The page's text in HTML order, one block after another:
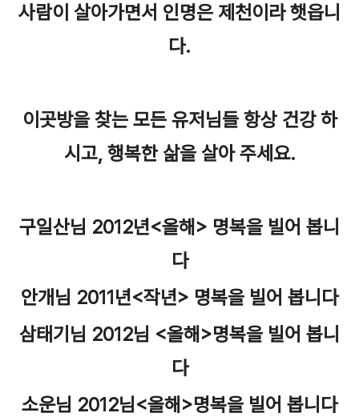
사람이 살아가면서 인명은 제천이라 햇읍니
다.
이곳방을 찾는 모든 유저님들 항상 건강 하
시고, 행복한 삶을 살아 주세요.
구일산님 2012년<올해> 명복을 빌어 봅니
다
안개님 2011년<작년> 명복을 빌어 봅니다
삼태기님 2012님 <올해>명복을 빌어 봅니
다
소운님 2012님<올해>명복을 빌어 봅니다